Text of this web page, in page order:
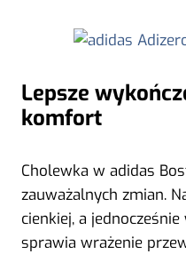
Lepsze
komfort
Cholewka w adidas
zauważalnych zmian.
cienkiej, a
sprawia wrażenie